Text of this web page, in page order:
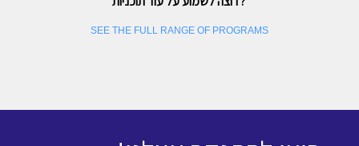
SEE THE FULL RANGE OF PROGRAMS